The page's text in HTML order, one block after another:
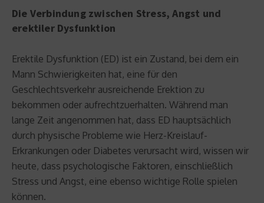
Die Verbindung zwischen Stress, Angst und
erektiler Dysfunktion
Erektile Dysfunktion (ED) ist ein Zustand, bei dem ein
Mann Schwierigkeiten hat, eine für den
Geschlechtsverkehr ausreichende Erektion zu
bekommen oder aufrechtzuerhalten. Während man
lange Zeit angenommen hat, dass ED hauptsächlich
durch physische Probleme wie Herz-Kreislauf-
Erkrankungen oder Diabetes verursacht wird, wissen wir
heute, dass psychologische Faktoren, einschließlich
Stress und Angst, eine ebenso wichtige Rolle spielen
können.